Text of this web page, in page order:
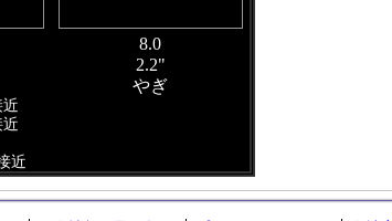
8.0
2.2"
やぎ
近